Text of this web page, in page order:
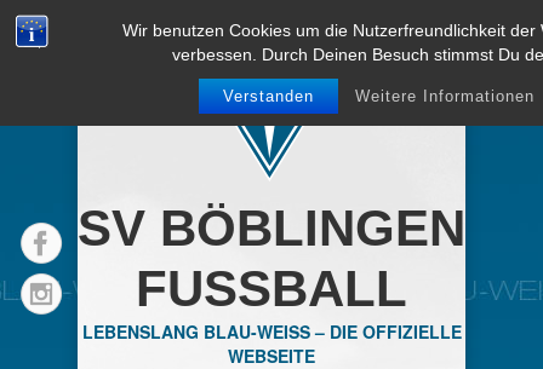
Wir benutzen Cookies um die Nutzerfreundlichkeit der
verbessen. Durch Deinen Besuch stimmst Du
Verstanden Weitere Informationen
SV BÖBLINGEN
FUSSBALL
LEBENSLANG BLAU-WEISS – DIE OFFIZIELLE
WEBSEITE